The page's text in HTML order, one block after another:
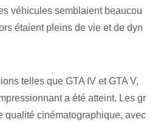
véhicules semblaient beaucou
étaient pleins de vie et de dyn
telles que GTA IV et GTA V,
a été atteint. Les gr
qualité cinématographique, avec